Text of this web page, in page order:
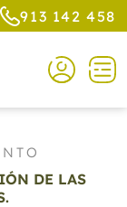
913 142 458
DE LAS